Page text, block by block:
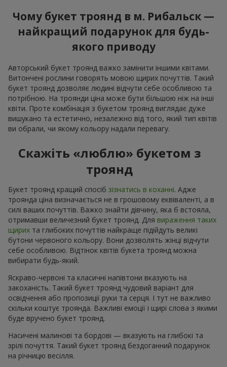
Чому букет троянд в м. Рибальск —
найкращий подарунок для будь-
якого приводу
Авторський букет троянд важко замінити іншими квітами.
Витончені рослини говорять мовою щирих почуттів. Такий
букет троянд дозволяє людині відчути себе особливою та
потрібною. На троянди ціна може бути більшою ніж на інші
квіти. Проте комбінація з букетом троянд виглядає дуже
вишукано та естетично, незалежно від того, який тип квітів
ви обрали, чи якому кольору надали перевагу.
Скажіть «люблю» букетом з
троянд
Букет троянд кращий спосіб зізнатись в коханні. Адже
троянда ціна визначається не в грошовому еквіваленті, а в
силі ваших почуттів. Важко знайти дівчину, яка б встояла,
отримавши величезний букет троянд. Для вираження таких
щирих та глибоких почуттів найкраще підійдуть великі
бутони червоного кольору. Вони дозволять жінці відчути
себе особливою. Відтінок квітів букета троянд можна
вибирати будь-який.
Яскраво-червоні та класичні напівтони вказують на
закоханість. Такий букет троянд чудовий варіант для
освідчення або пропозиції руки та серця. І тут не важливо
скільки коштує троянда. Важливі емоції і щирі слова з якими
буде вручено букет троянд.
Насичені малинові та бордові — вказують на глибокі та
зрілі почуття. Такий букет троянд бездоганний подарунок
на річницю весілля.